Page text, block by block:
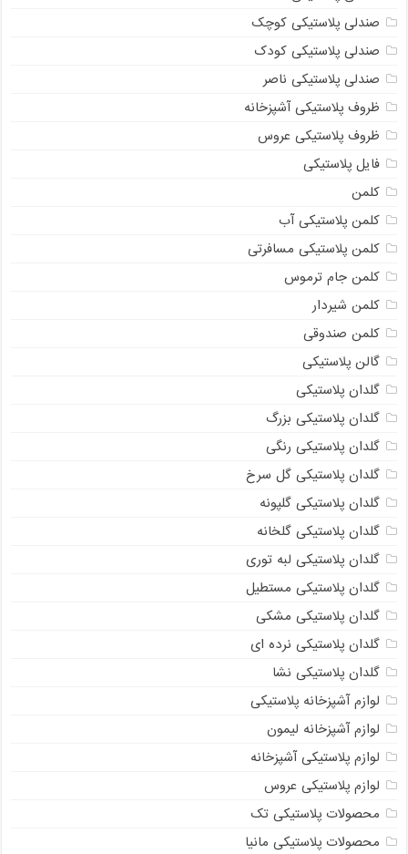
صندلی پلاستیکی کوچک
صندلی پلاستیکی کودک
صندلی پلاستیکی ناصر
ظروف پلاستیکی آشپزخانه
ظروف پلاستیکی عروس
فایل پلاستیکی
کلمن
کلمن پلاستیکی آب
کلمن پلاستیکی مسافرتی
کلمن جام ترموس
کلمن شیردار
کلمن صندوقی
گالن پلاستیکی
گلدان پلاستیکی
گلدان پلاستیکی بزرگ
گلدان پلاستیکی رنگی
گلدان پلاستیکی گل سرخ
گلدان پلاستیکی گلپونه
گلدان پلاستیکی گلخانه
گلدان پلاستیکی لبه توری
گلدان پلاستیکی مستطیل
گلدان پلاستیکی مشکی
گلدان پلاستیکی نرده ای
گلدان پلاستیکی نشا
لوازم آشپزخانه پلاستیکی
لوازم آشپزخانه لیمون
لوازم پلاستیکی آشپزخانه
لوازم پلاستیکی عروس
محصولات پلاستیکی تک
محصولات پلاستیکی مانیا